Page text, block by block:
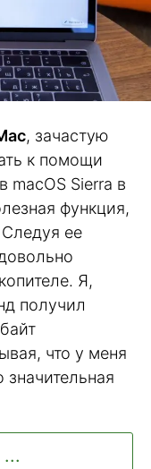
, зачастую
к помощи
macOS Sierra в
функция,
ее
Я,
получил
что у меня